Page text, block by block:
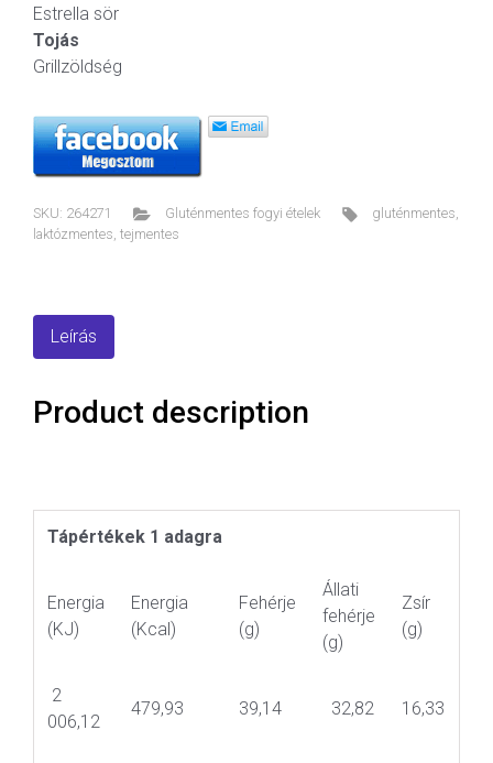
Estrella sör
Tojás
Grillzöldség
SKU: 264271 Gluténmentes fogyi ételek gluténmentes,
laktózmentes, tejmentes
Leírás
Product description
Tápértékek 1 adagra
Energia
(KJ)
Energia
(Kcal)
Fehérje
(g)
Állati
fehérje
(g)
Zsír
(g)
2
006,12
479,93 39,14 32,82 16,33